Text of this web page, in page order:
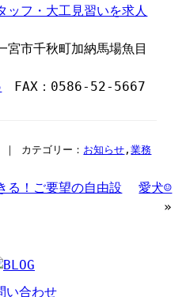
ッフ・大工見習いを求人
市千秋町加納馬場魚目
FAX：0586-52-5667
カテゴリー： お知らせ ,業務
る！ご要望の自由設
愛犬☺️
»